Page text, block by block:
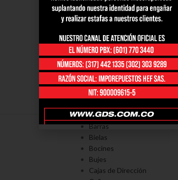
PORTAFOLÍO
Axiales
Barras
Bielas
Bocines
Bujes
Cajas de Dirección